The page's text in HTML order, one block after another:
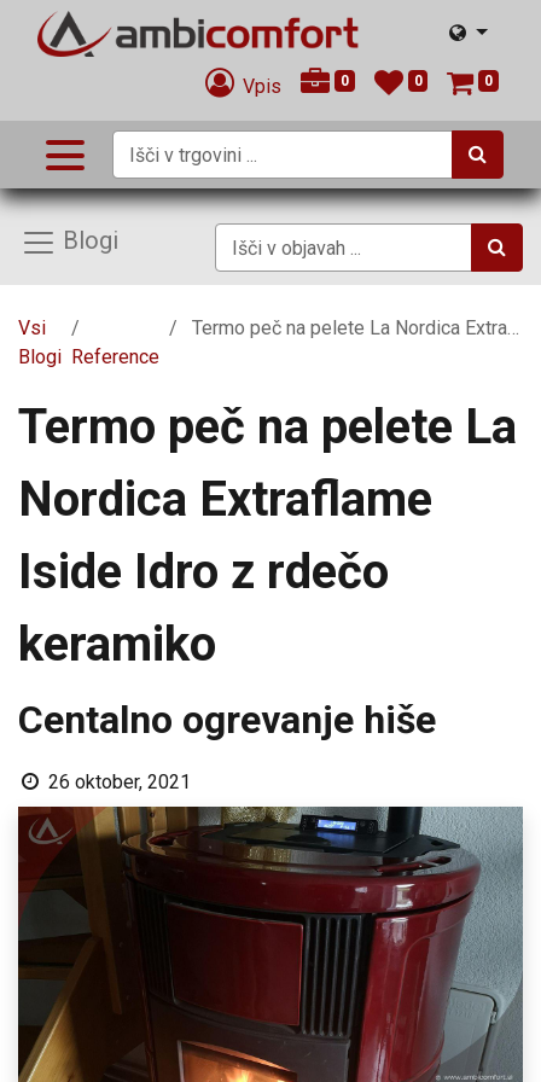
Vpis 0 0 0
Blogi
Vsi
Blogi Reference
Termo peč na pelete La Nordica Extraflame Iside Idro z rdečo keramiko
Termo peč na pelete La
Nordica Extraflame
Iside Idro z rdečo
keramiko
Centalno ogrevanje hiše
26 oktober, 2021